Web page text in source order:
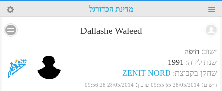
0 מדינת הכדורגל
Dallashe Waleed
ישוב: חיפה
שנת לידה:
1991
שחקן בקבוצת:
ZENIT NORD
רישום:
28/05/2014 09:55:55 עדכון:
28/05/2014 09:56:28